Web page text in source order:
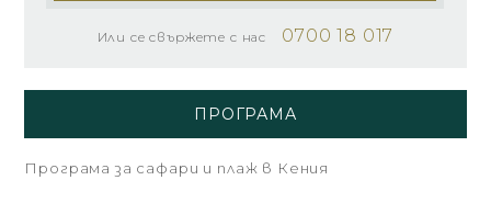
Или се свържете с нас 0700 18 017
ПРОГРАМА
Програма за сафари и плаж в Кения